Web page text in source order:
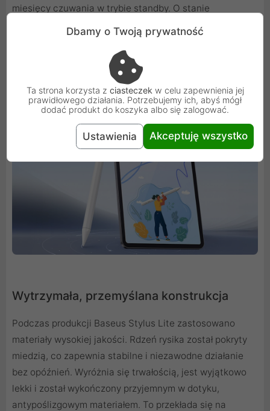
miesięcy czuwania w trybie standby. O stanie
naładowania informacji dostarczy Ci wskaźnik LED.
Niebieskie światło oznacza, że rysik jest włączony, a
migający na niebiesko wskaźnik informuje o niskim
poziomie akumulatora. Czerwony kolor sygnalizuje
ładowanie, a biały - zakończone ładowanie.
Wytrzymała, przemyślana konstrukcja
Podczas produkcji Baseus Stylus Lite zastosowano
materiały wysokiej jakości. Rdzeń rysika został pokryty
miedzią, co zapewnia stabilne i niezawodne działanie
bez opóźnień. Wyróżnia się trwałością, jest wyjątkowo
lekki i został wykończony przyjemnym w dotyku,
antypoślizgowym materiałem. To przekłada się na
Dbamy o Twoją prywatność
Ta strona korzysta z ciasteczek w celu zapewnienia jej
prawidłowego działania. Potrzebujemy ich, abyś mógł
dodać produkt do koszyka albo się zalogować.
Ustawienia Akceptuję wszystko